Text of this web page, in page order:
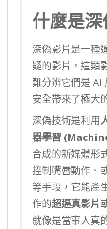
什麼是深
深偽影片是一種
疑的影片，這類
難分辨它們是 AI
安全帶來了極大
深偽技術是利用
器學習
合成的新媒體形
控制嘴唇動作、
等手段，它能產
作的超逼真影片
就像是當事人真